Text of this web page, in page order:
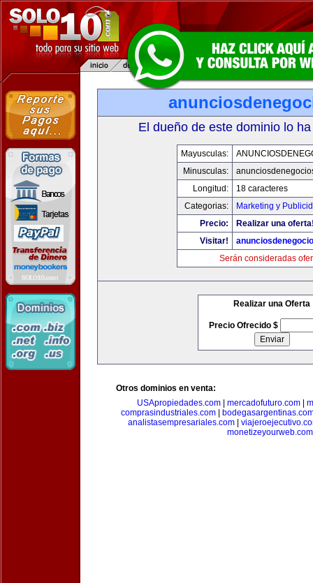
El dueño de este dominio lo
Mayusculas:
Minusculas:
Longitud:
18 caracteres
Categorias:
Marketing y
Precio:
Realizar una
Visitar!
Serán consideradas
Realizar una Oferta
Precio Ofrecido $
Otros dominios en venta:
USApropiedades.com| mercadofuturo.com|
comprasindustriales.com
analistasempresariales.com
monetizeyourweb.com